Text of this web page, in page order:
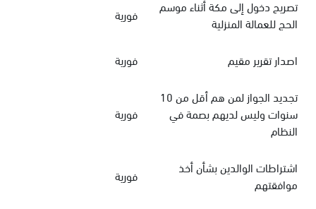
تصريح دخول إلى مكة أثناء موسم
الحج للعمالة المنزلية
فورية
اصدار تقرير مقيم
فورية
تجديد الجواز لمن هم أقل من 10
سنوات وليس لديهم بصمة في
النظام
فورية
اشتراطات الوالدين بشأن أخذ
موافقتهم
فورية